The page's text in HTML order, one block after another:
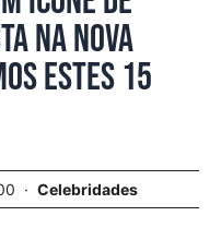
na nova
estes 15
Celebridades